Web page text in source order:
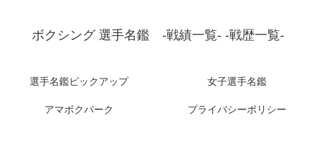
ボクシング 選手名鑑 -戦績一覧- -戦歴一覧-
選手名鑑ピックアップ 女子選手名鑑
アマボクパーク プライバシーポリシー